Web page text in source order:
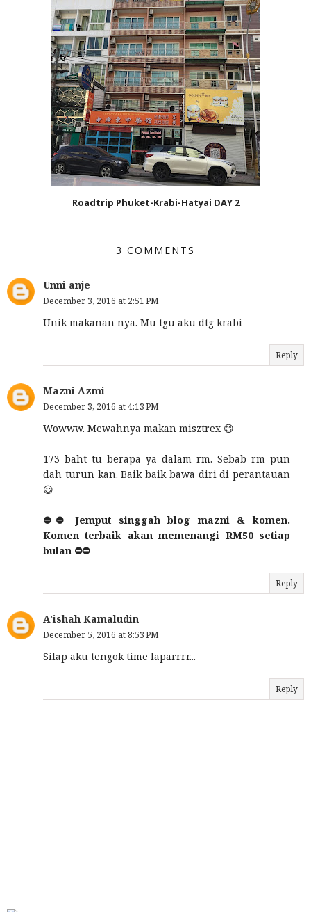
Roadtrip Phuket-Krabi-Hatyai DAY 2
3 COMMENTS
Unni anje
December 3, 2016 at 2:51 PM
Unik makanan nya. Mu tgu aku dtg krabi
Reply
Mazni Azmi
December 3, 2016 at 4:13 PM
Wowww. Mewahnya makan misztrex 😄
173 baht tu berapa ya dalam rm. Sebab rm pun
dah turun kan. Baik baik bawa diri di perantauan
😃
⛔⛔ Jemput singgah blog mazni & komen.
Komen terbaik akan memenangi RM50 setiap
bulan ⛔⛔
Reply
A'ishah Kamaludin
December 5, 2016 at 8:53 PM
Silap aku tengok time laparrrr...
Reply